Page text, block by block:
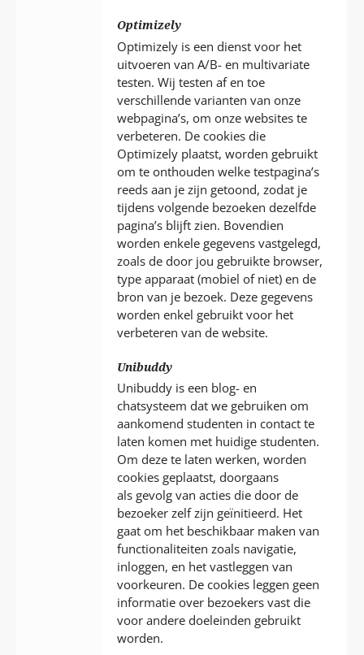
Optimizely
Optimizely is een dienst voor het
uitvoeren van A/B- en multivariate
testen. Wij testen af en toe
verschillende varianten van onze
webpagina’s, om onze websites te
verbeteren. De cookies die
Optimizely plaatst, worden gebruikt
om te onthouden welke testpagina’s
reeds aan je zijn getoond, zodat je
tijdens volgende bezoeken dezelfde
pagina’s blijft zien. Bovendien
worden enkele gegevens vastgelegd,
zoals de door jou gebruikte browser,
type apparaat (mobiel of niet) en de
bron van je bezoek. Deze gegevens
worden enkel gebruikt voor het
verbeteren van de website.
Unibuddy
Unibuddy is een blog- en
chatsysteem dat we gebruiken om
aankomend studenten in contact te
laten komen met huidige studenten.
Om deze te laten werken, worden
cookies geplaatst, doorgaans
als gevolg van acties die door de
bezoeker zelf zijn geïnitieerd. Het
gaat om het beschikbaar maken van
functionaliteiten zoals navigatie,
inloggen, en het vastleggen van
voorkeuren. De cookies leggen geen
informatie over bezoekers vast die
voor andere doeleinden gebruikt
worden.